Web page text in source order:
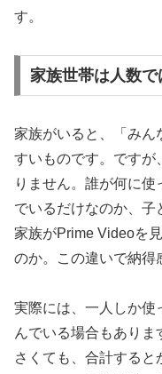
す。
家族世帯は人数
家族がいると、「みん
すいものです。ですが
りません。誰が何に
でいるだけなのか、子
家族がPrime Videoを
のか。この違いで納得
実際には、一人しか使
んでいる場合もあり
さくても、合計すると